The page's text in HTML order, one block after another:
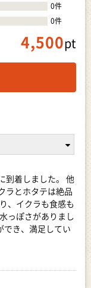
0件
0件
4,500pt
到着しました。 他
ラとホタテは絶品
、イクラも食感も
っぽさがありまし
でき、満足してい